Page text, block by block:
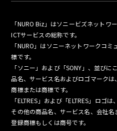
「NURO Biz」はソニービズネットワ
ICTサービスの総称です。
「NURO」はソニーネットワークコ
標です。
「ソニー」および「SONY」、並び
品名、サービス名およびロゴマーク
商標または商標です。
「ELTRES」および「ELTRES」ロゴ
その他の商品名、サービス名、会社名
登録商標もしくは商号です。